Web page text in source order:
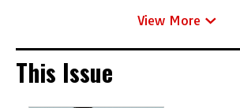
View More
This Issue